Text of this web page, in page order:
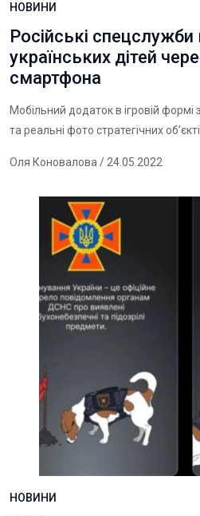
НОВИНИ
Російські
українських дітей
смартфона
Мобільний додаток в ігровій формі
та реальні фото стратегічних
Оля Коновалова / 24.05.2022
НОВИНИ